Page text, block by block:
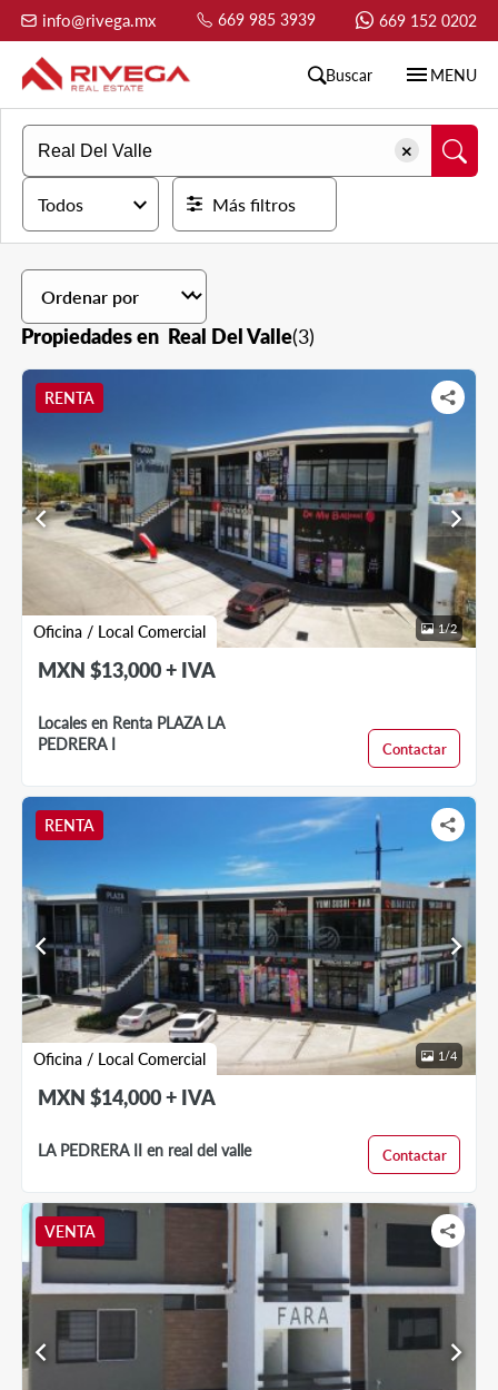
info@rivega.mx 669 985 3939 669 152 0202
Buscar menu MENU
Todos expand_more Más filtros
Propiedades en Real Del Valle(3)
expand_more
RENTA
Oficina / Local Comercial
chevron_left chevron_right
1/2
MXN $13,000 + IVA
Locales en Renta PLAZA LA
PEDRERA I
Contactar
RENTA
Oficina / Local Comercial
chevron_left chevron_right
1 /4
MXN $14,000 + IVA
LA PEDRERA II en real del valle Contactar
VENTA
chevron_left chevron_right